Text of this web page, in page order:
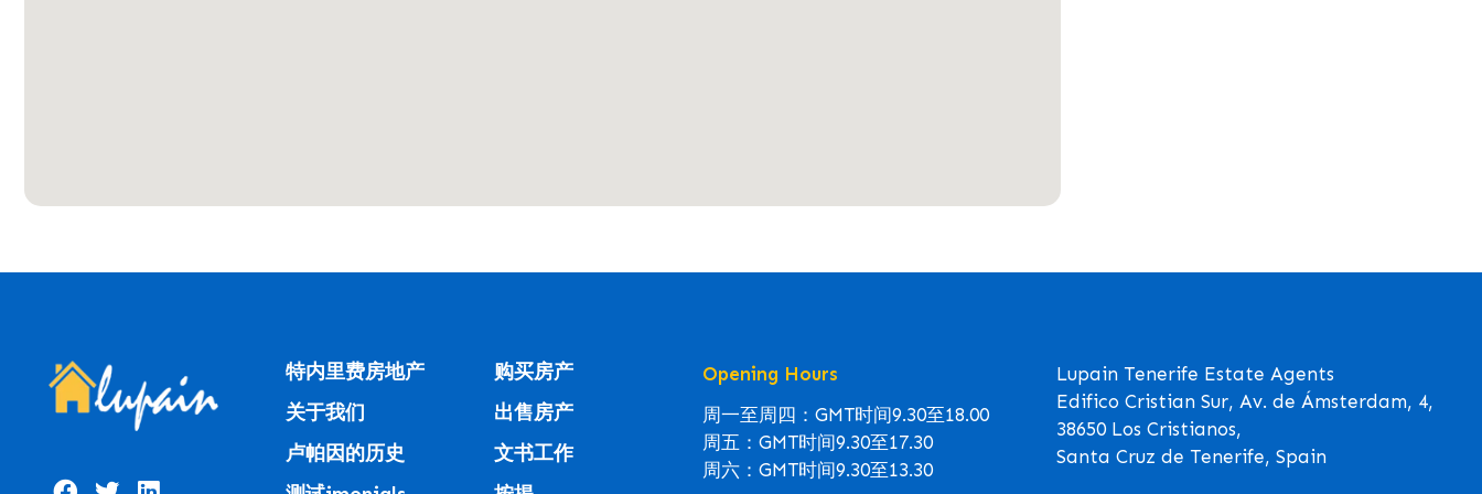
特内里费房地产
关于我们
卢帕因的历史
购买房产
出售房产
文书工作
Opening Hours
周一至周四：GMT时间9.30至18.00
周五：GMT时间9.30至17.30
周六：GMT时间9.30至13.30
Lupain Tenerife Estate Agents
Edifico Cristian Sur, Av. de Ámsterdam, 4,
38650 Los Cristianos,
Santa Cruz de Tenerife, Spain